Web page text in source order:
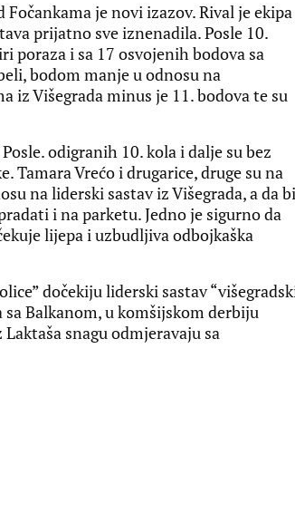
je novi izazov. Rival je ekipa
prijatno sve iznenadila. Posle 10.
poraza i sa 17 osvojenih bodova sa
bodom manje u odnosu na
iz Višegrada minus je 11. bodova te su
odigranih 10. kola i dalje su bez
Tamara Vrećo i drugarice, druge su na
na liderski sastav iz Višegrada, a da bi
i na parketu. Jedno je sigurno da
lijepa i uzbudljiva odbojkaška
dočekiju liderski sastav
sa Balkanom, u komšijskom derbiju
snagu odmjeravaju sa